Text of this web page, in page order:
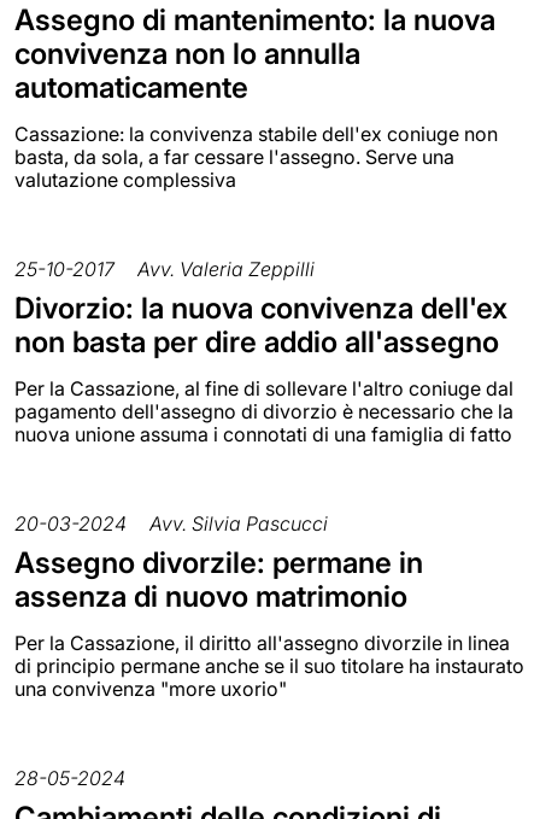
Assegno di mantenimento: la nuova
convivenza non lo annulla
automaticamente
Cassazione: la convivenza stabile dell'ex coniuge non
basta, da sola, a far cessare l'assegno. Serve una
valutazione complessiva
25-10-2017 Avv. Valeria Zeppilli
Divorzio: la nuova convivenza dell'ex
non basta per dire addio all'assegno
Per la Cassazione, al fine di sollevare l'altro coniuge dal
pagamento dell'assegno di divorzio è necessario che la
nuova unione assuma i connotati di una famiglia di fatto
20-03-2024 Avv. Silvia Pascucci
Assegno divorzile: permane in
assenza di nuovo matrimonio
Per la Cassazione, il diritto all'assegno divorzile in linea
di principio permane anche se il suo titolare ha instaurato
una convivenza "more uxorio"
28-05-2024